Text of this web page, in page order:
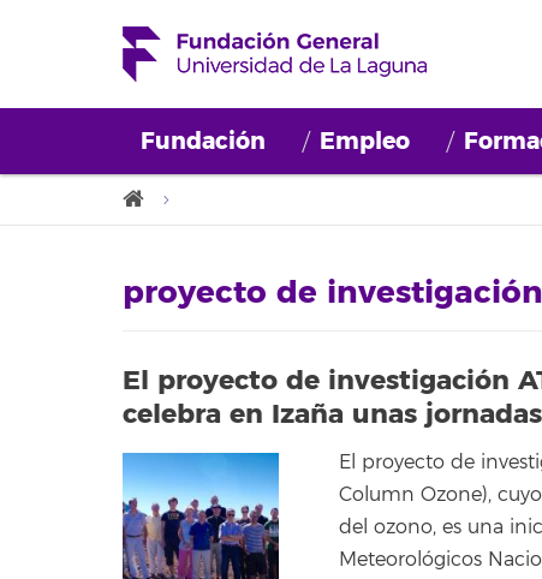
Fundación Empleo
proyecto de
El proyecto de investigación
celebra en Izaña unas
El proyecto de
Column Ozone),
del ozono, es una
Meteorológicos